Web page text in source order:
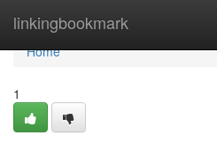
linkingbookmark
Home
Home
1